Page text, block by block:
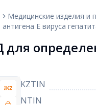
Медицинские изделия и
E вируса
для
KZTIN
NTIN